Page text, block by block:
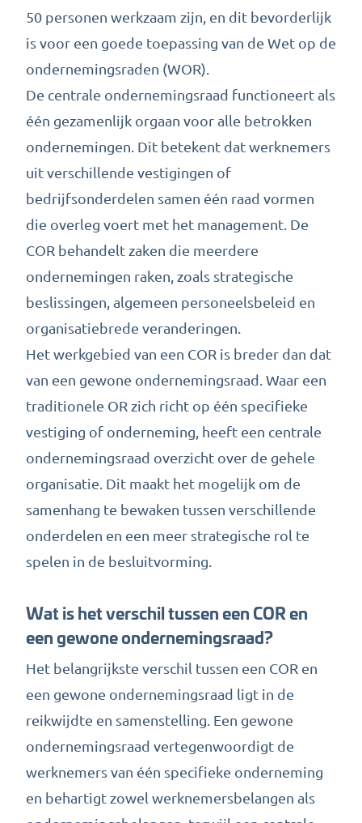
50 personen werkzaam zijn, en dit bevorderlijk
is voor een goede toepassing van de Wet op de
ondernemingsraden (WOR).
De centrale ondernemingsraad functioneert als
één gezamenlijk orgaan voor alle betrokken
ondernemingen. Dit betekent dat werknemers
uit verschillende vestigingen of
bedrijfsonderdelen samen één raad vormen
die overleg voert met het management. De
COR behandelt zaken die meerdere
ondernemingen raken, zoals strategische
beslissingen, algemeen personeelsbeleid en
organisatiebrede veranderingen.
Het werkgebied van een COR is breder dan dat
van een gewone ondernemingsraad. Waar een
traditionele OR zich richt op één specifieke
vestiging of onderneming, heeft een centrale
ondernemingsraad overzicht over de gehele
organisatie. Dit maakt het mogelijk om de
samenhang te bewaken tussen verschillende
onderdelen en een meer strategische rol te
spelen in de besluitvorming.
Wat is het verschil tussen een COR en
een gewone ondernemingsraad?
Het belangrijkste verschil tussen een COR en
een gewone ondernemingsraad ligt in de
reikwijdte en samenstelling. Een gewone
ondernemingsraad vertegenwoordigt de
werknemers van één specifieke onderneming
en behartigt zowel werknemersbelangen als